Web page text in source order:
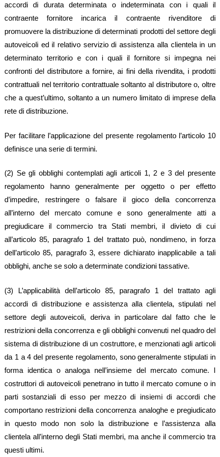
accordi di durata determinata o indeterminata con i quali il
contraente fornitore incarica il contraente rivenditore di
promuovere la distribuzione di determinati prodotti del settore degli
autoveicoli ed il relativo servizio di assistenza alla clientela in un
determinato territorio e con i quali il fornitore si impegna nei
confronti del distributore a fornire, ai fini della rivendita, i prodotti
contrattuali nel territorio contrattuale soltanto al distributore o, oltre
che a quest’ultimo, soltanto a un numero limitato di imprese della
rete di distribuzione.
Per facilitare l’applicazione del presente regolamento l’articolo 10
definisce una serie di termini.
(2) Se gli obblighi contemplati agli articoli 1, 2 e 3 del presente
regolamento hanno generalmente per oggetto o per effetto
d’impedire, restringere o falsare il gioco della concorrenza
all’interno del mercato comune e sono generalmente atti a
pregiudicare il commercio tra Stati membri, il divieto di cui
all’articolo 85, paragrafo 1 del trattato può, nondimeno, in forza
dell’articolo 85, paragrafo 3, essere dichiarato inapplicabile a tali
obblighi, anche se solo a determinate condizioni tassative.
(3) L’applicabilità dell’articolo 85, paragrafo 1 del trattato agli
accordi di distribuzione e assistenza alla clientela, stipulati nel
settore degli autoveicoli, deriva in particolare dal fatto che le
restrizioni della concorrenza e gli obblighi convenuti nel quadro del
sistema di distribuzione di un costruttore, e menzionati agli articoli
da 1 a 4 del presente regolamento, sono generalmente stipulati in
forma identica o analoga nell’insieme del mercato comune. I
costruttori di autoveicoli penetrano in tutto il mercato comune o in
parti sostanziali di esso per mezzo di insiemi di accordi che
comportano restrizioni della concorrenza analoghe e pregiudicato
in questo modo non solo la distribuzione e l’assistenza alla
clientela all’interno degli Stati membri, ma anche il commercio tra
questi ultimi.